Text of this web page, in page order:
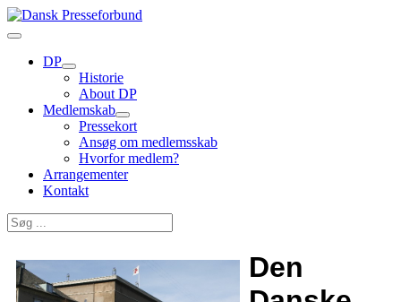
DP
Historie
About DP
Medlemskab
Pressekort
Ansøg om medlemsskab
Hvorfor medlem?
Arrangementer
Kontakt
Den